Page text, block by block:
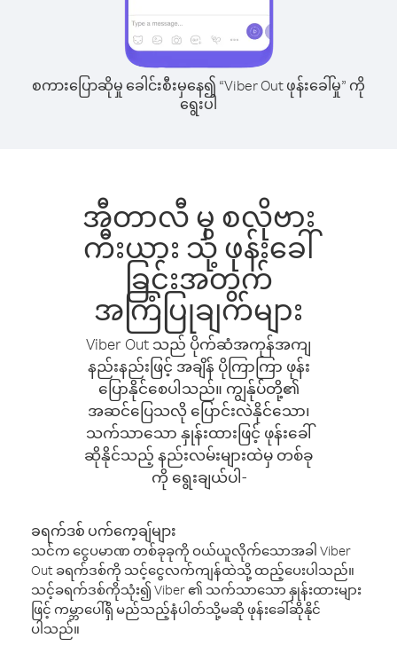
စကားပြောဆိုမှု ခေါင်းစီးမှနေ၍ “Viber Out ဖုန်းခေါ်မှု” ကို
ရွေးပါ
အီတာလီ မှ စလိုဗား
ကီးယား သို့ ဖုန်းခေါ်
ခြင်းအတွက်
အကြံပြုချက်များ
Viber Out သည် ပိုက်ဆံအကုန်အကျ
နည်းနည်းဖြင့် အချိန် ပိုကြာကြာ ဖုန်း
ပြောနိုင်စေပါသည်။ ကျွန်ုပ်တို့၏
အဆင်ပြေသလို ပြောင်းလဲနိုင်သော၊
သက်သာသော နှုန်းထားဖြင့် ဖုန်းခေါ်
ဆိုနိုင်သည့် နည်းလမ်းများထဲမှ တစ်ခု
ကို ရွေးချယ်ပါ-
ခရက်ဒစ် ပက်ကေ့ချ်များ
သင်က ငွေပမာဏ တစ်ခုခုကို ဝယ်ယူလိုက်သောအခါ Viber
Out ခရက်ဒစ်ကို သင့်ငွေလက်ကျန်ထဲသို့ ထည့်ပေးပါသည်။
သင့်ခရက်ဒစ်ကိုသုံး၍ Viber ၏ သက်သာသော နှုန်းထားများ
ဖြင့် ကမ္ဘာပေါ်ရှိ မည်သည့်နံပါတ်သို့မဆို ဖုန်းခေါ်ဆိုနိုင်
ပါသည်။